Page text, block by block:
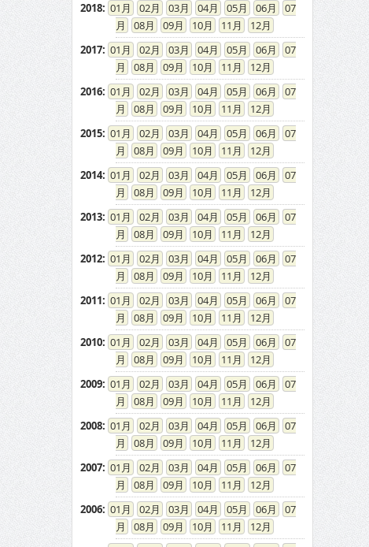
2018: 01 02 03 04 05 06
07
08
09 10 11
12
2017: 01 02 03 04 05 06
07
08
09 10 11
12
2016: 01 02 03 04 05 06
07
08
09 10 11
12
2015: 01 02 03 04 05 06
07
08
09 10 11
12
2014: 01 02 03 04 05 06
07
08
09 10 11
12
2013: 01 02 03 04 05 06
07
08
09 10 11
12
2012: 01 02 03 04 05 06
07
08
09 10 11
12
2011: 01 02 03 04 05 06
07
08
09 10 11
12
2010: 01 02 03 04 05 06
07
08
09 10 11
12
2009: 01 02 03 04 05 06
07
08
09 10 11
12
2008: 01 02 03 04 05 06
07
08
09 10 11
12
2007: 01 02 03 04 05 06
07
08
09 10 11
12
2006: 01 02 03 04 05 06
07
08
09 10 11
12